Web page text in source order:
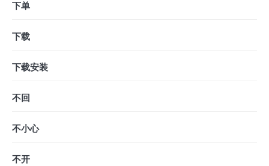
下单
下载
下载安装
不回
不小心
不开